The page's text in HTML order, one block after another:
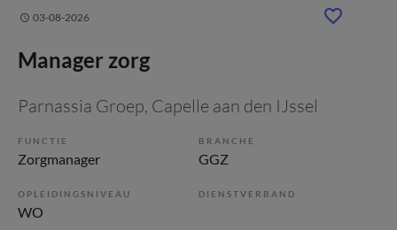
03-08-2026
Manager zorg
Parnassia Groep, Capelle aan den IJssel
FUNCTIE
Zorgmanager
BRANCHE
GGZ
OPLEIDINGSNIVEAU
WO
DIENSTVERBAND